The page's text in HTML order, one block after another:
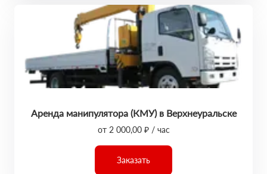
Аренда манипулятора (КМУ) в Верхнеуральске
от 2 000,00 ₽ / час
Заказать